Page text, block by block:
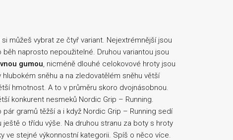
můžeš vybrat ze čtyř variant. Nejextrémnější jsou
naprosto nepoužitelné. Druhou variantou jsou
gumou, nicméně dlouhé celokovové hroty jsou
sněhu a na zledovatělém sněhu větší
hmotnost. A to v průměru skoro dvojnásobnou.
konkurent nesmeků Nordic Grip – Running.
gramů těžší a i když Nordic Grip – Running sedí
o třídu výše. Na druhou stranu za boty s hroty
ve stejné výkonnostní kategorii. Spíš o něco více.